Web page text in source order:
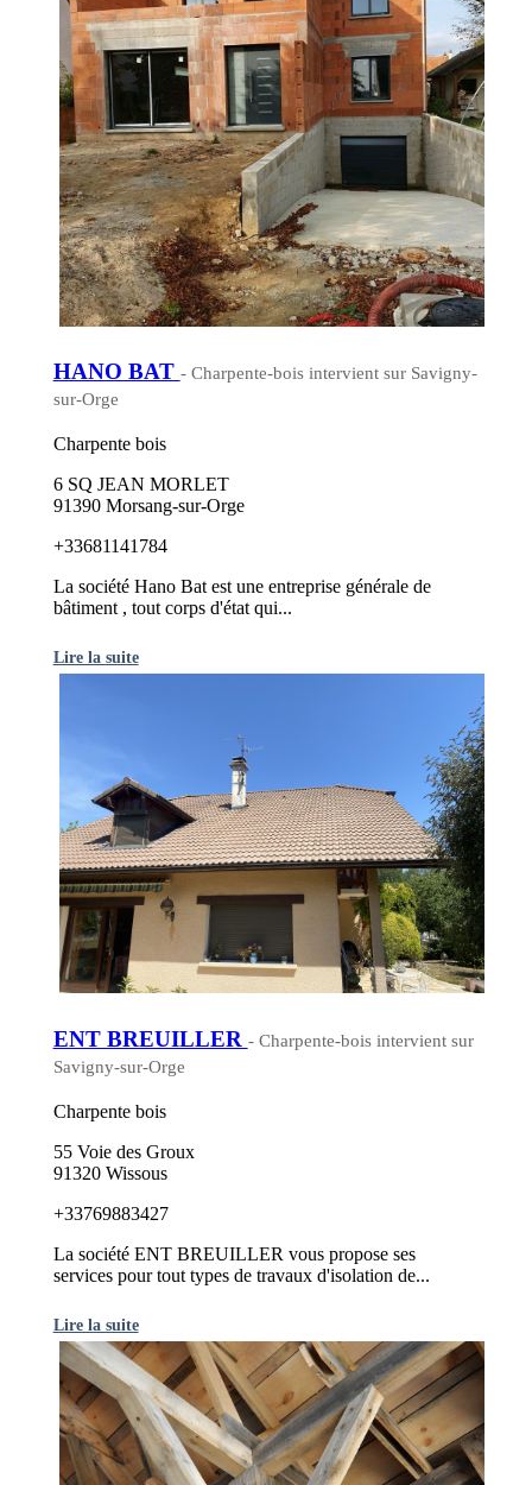
HANO BAT - Charpente-bois intervient sur Savigny-
sur-Orge
Charpente bois
6 SQ JEAN MORLET
91390 Morsang-sur-Orge
+33681141784
La société Hano Bat est une entreprise générale de
bâtiment , tout corps d'état qui...
Lire la suite
ENT BREUILLER - Charpente-bois intervient sur
Savigny-sur-Orge
Charpente bois
55 Voie des Groux
91320 Wissous
+33769883427
La société ENT BREUILLER vous propose ses
services pour tout types de travaux d'isolation de...
Lire la suite